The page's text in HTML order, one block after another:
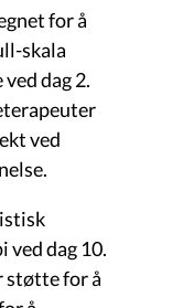
for å
skala
dag 2.
ved
ved dag 10.
støtte for å